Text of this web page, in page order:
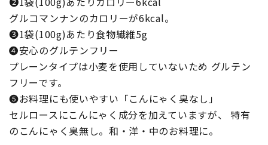
グルコマンナンのカロリーが6kcal。
❸1袋(100g)あたり食物繊維5g
❹安心のグルテンフリー
プレーンタイプは小麦を使用していないため グルテン
フリーです。
❺お料理にも使いやすい「こんにゃく臭なし」
セルロースにこんにゃく成分を加えていますが、 特有
のこんにゃく臭無し。和・洋・中のお料理に。